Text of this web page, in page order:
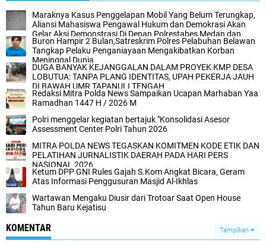
Maraknya Kasus Penggelapan Mobil Yang Belum Terungkap,
Aliansi Mahasiswa Pengawal Hukum dan Demokrasi Akan
Gelar Aksi Demonstrasi Di Depan Polrestabes Medan dan
Polda Sumut.
Buron Hampir 2 Bulan,Satreskrim Polres Pelabuhan Belawan
Tangkap Pelaku Penganiayaan Mengakibatkan Korban
Meninggal Dunia.
DUGA BANYAK KEJANGGALAN DALAM PROYEK KMP DESA
LOBUTUA: TANPA PLANG IDENTITAS, UPAH PEKERJA JAUH
DI BAWAH UMR TAPANULI TENGAH
Redaksi Mitra Polda News Sampaikan Ucapan Marhaban Yaa
Ramadhan 1447 H / 2026 M
Polri menggelar kegiatan bertajuk "Konsolidasi Asesor
Assessment Center Polri Tahun 2026
MITRA POLDA NEWS TEGASKAN KOMITMEN KODE ETIK DAN
PELATIHAN JURNALISTIK DAERAH PADA HARI PERS
NASIONAL 2026
Ketum DPP GNI Rules Gajah S.Kom Angkat Bicara, Geram
Atas Informasi Penggusuran Masjid Al-Ikhlas
Wartawan Mengaku Diusir dari Trotoar Saat Open House
Tahun Baru Kejatisu
KOMENTAR Tampilkan